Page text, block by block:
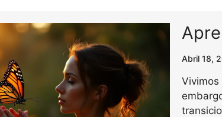
Abril 18,
Vivimos